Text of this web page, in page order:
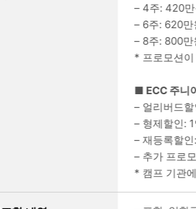
– 4주: 420만
– 6주: 620만
– 8주: 800만
* 프로모션
■ ECC 주니
– 얼리버드
– 형제할인:
– 재등록할
– 추가 프로
* 캠프 기관